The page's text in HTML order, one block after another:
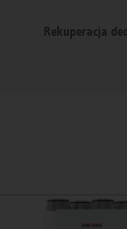
Rekuperacja